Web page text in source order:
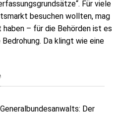
Für viele
besuchen wollten, mag
– für die Behörden ist es
Da klingt wie eine
Der